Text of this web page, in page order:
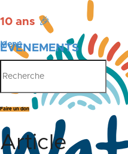
10 ans 🎉
ÉVÉNEMENTS
PUBLICATIONS
Menu
Faire un don
Article